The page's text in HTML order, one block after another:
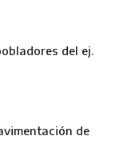
del ej.
de